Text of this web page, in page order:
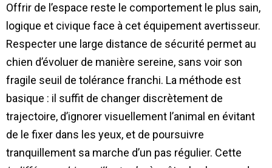
Offrir de l’espace reste le comportement le plus sain,
logique et civique face à cet équipement avertisseur.
Respecter une large distance de sécurité permet au
chien d’évoluer de manière sereine, sans voir son
fragile seuil de tolérance franchi. La méthode est
basique : il suffit de changer discrètement de
trajectoire, d’ignorer visuellement l’animal en évitant
de le fixer dans les yeux, et de poursuivre
tranquillement sa marche d’un pas régulier. Cette